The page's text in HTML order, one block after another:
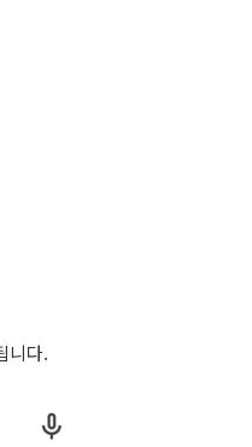
니다.